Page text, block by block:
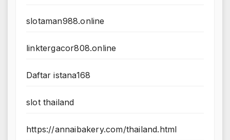
slotaman988.online
linktergacor808.online
Daftar istana168
slot thailand
https://annaibakery.com/thailand.html